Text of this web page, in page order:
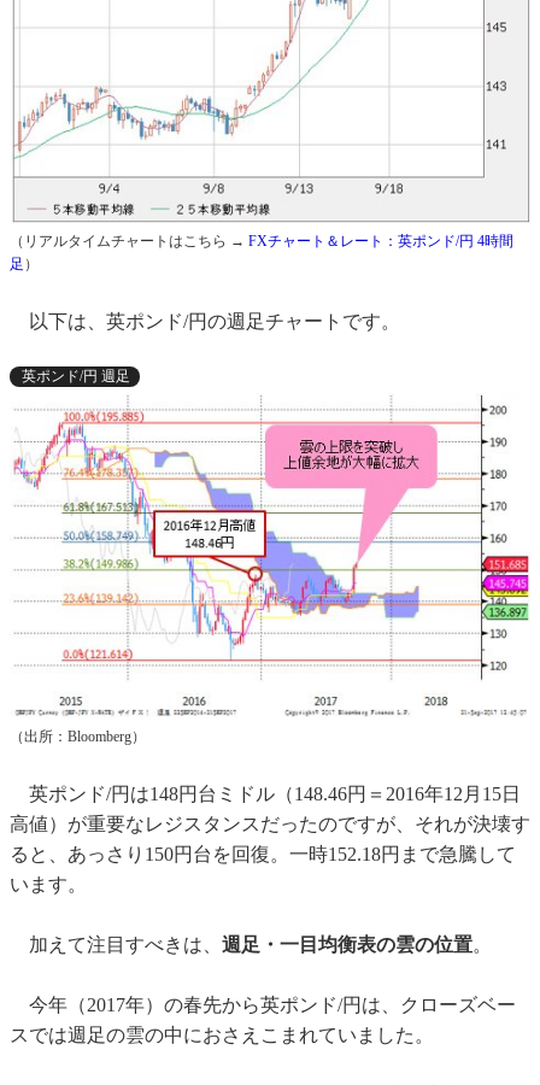
（リアルタイムチャートはこちら → FXチャート＆レート：英ポンド/円 4時間
足 ）
以下は、英ポンド/円の週足チャートです。
英ポンド/円 週足
（出所：Bloomberg）
英ポンド/円は148円台ミドル（148.46円＝2016年12月15日
高値）が重要なレジスタンスだったのですが、それが決壊す
ると、あっさり150円台を回復。一時152.18円まで急騰して
います。
加えて注目すべきは、 週足・一目均衡表の雲の位置。
今年（2017年）の春先から英ポンド/円は、クローズベー
スでは週足の雲の中におさえこまれていました。